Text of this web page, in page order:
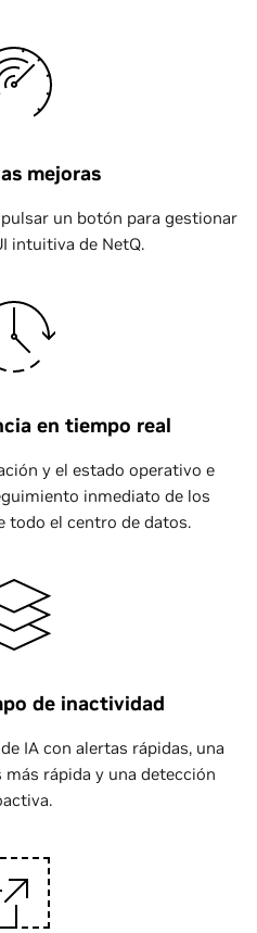
mejoras
un botón para gestionar
intuitiva de NetQ.
en tiempo real
y el estado operativo e
inmediato de los
todo el centro de datos.
de inactividad
IA con alertas rápidas, una
rápida y una detección